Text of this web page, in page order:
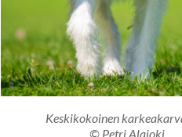
Keskikokoinen
© Petri Alajoki